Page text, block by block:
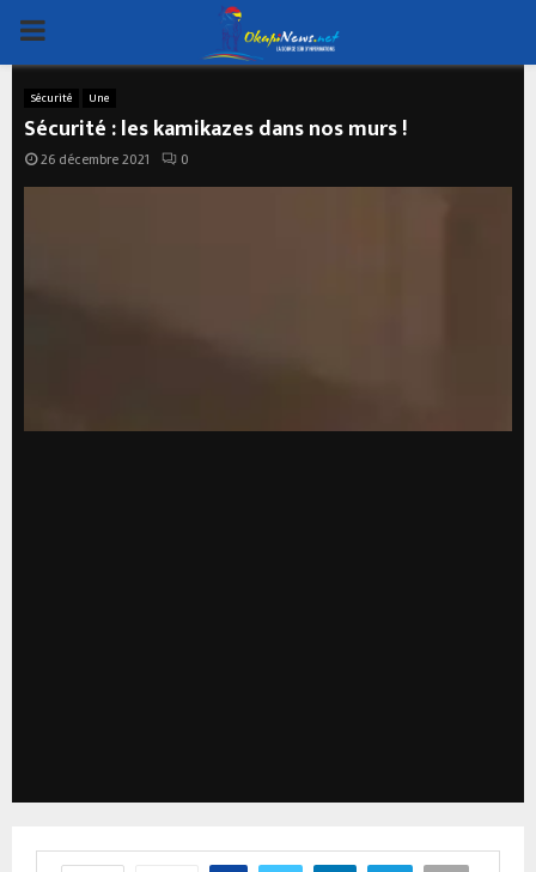
PRIMARY
MENU
Sécurité Une
Sécurité : les kamikazes dans nos murs !
26 décembre 2021 0